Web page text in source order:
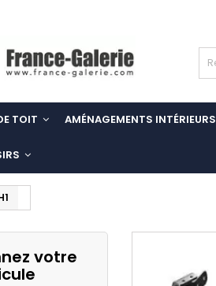
TOIT AMÉNAGEMENTS INTÉRIEURS
votre